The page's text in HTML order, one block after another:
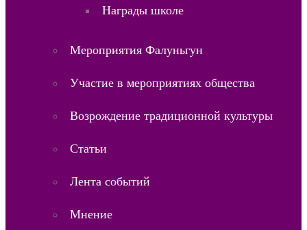
Награды школе
Мероприятия Фалуньгун
Участие в мероприятиях общества
Возрождение традиционной культуры
Статьи
Лента событий
Мнение